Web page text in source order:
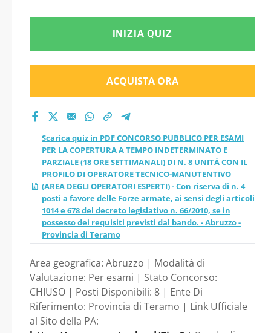
TEMPO
INDETERMINATO E
PARZIALE (18 ORE
SETTIMANALI) DI N. 8
UNITÀ CON IL
PROFILO DI
OPERATORE
TECNICO-
MANUTENTIVO (AREA
DEGLI OPERATORI
ESPERTI) - Con
SETTIMANALI) DI N. 8
UNITÀ CON IL PROFILO DI
OPERATORE TECNICO-
MANUTENTIVO (AREA
DEGLI OPERATORI ESPERTI)
- Con riserva di n. 4 posti a
favore delle Forze armate,
ai sensi degli articoli 1014
e 678 del decreto
legislativo n. 66/2010, se
in possesso dei requisiti
previsti dal bando. -
INIZIA QUIZ
ACQUISTA ORA
Scarica quiz in PDF CONCORSO PUBBLICO PER ESAMI
PER LA COPERTURA A TEMPO INDETERMINATO E
PARZIALE (18 ORE SETTIMANALI) DI N. 8 UNITÀ CON IL
PROFILO DI OPERATORE TECNICO-MANUTENTIVO
(AREA DEGLI OPERATORI ESPERTI) - Con riserva di n. 4
posti a favore delle Forze armate, ai sensi degli articoli
1014 e 678 del decreto legislativo n. 66/2010, se in
possesso dei requisiti previsti dal bando. - Abruzzo -
Provincia di Teramo
Area geografica: Abruzzo | Modalità di
Valutazione: Per esami | Stato Concorso:
CHIUSO | Posti Disponibili: 8 | Ente Di
Riferimento: Provincia di Teramo | Link Ufficiale
al Sito della PA: